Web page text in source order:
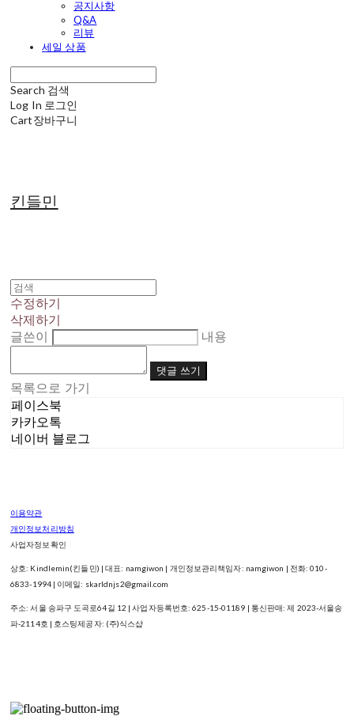
공지사항
Q&A
리뷰
세일 상품
Search 검색
Log In 로그인
Cart장바구니
킨들민
수정하기
삭제하기
글쓴이
내용
댓글 쓰기
목록으로 가기
페이스북
카카오톡
네이버 블로그
이용약관
개인정보처리방침
사업자정보확인
상호: Kindlemin(킨들민) | 대표: namgiwon | 개인정보관리책임자: namgiwon | 전화: 010-
6833-1994 | 이메일: skarldnjs2@gmail.com
주소: 서울 송파구 도곡로64길 12 | 사업자등록번호:625-15-01189 | 통신판매:제 2023-서울송
파-2114호 | 호스팅제공자: (주)식스샵